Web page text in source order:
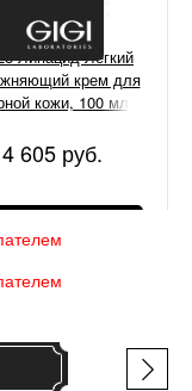
Липацид Легкий
крем для
кожи, 100 мл
4 605 руб.